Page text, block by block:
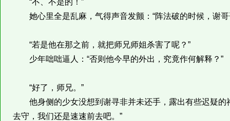
“不、不是的！”
她心里全是乱麻，气得声音发颤：“阵法破的时候，谢哥
“若是他在那之前，就把师兄师姐杀害了呢？”
少年咄咄逼人：“否则他今早的外出，究竟作何解释？”
“好了，师兄。”
他身侧的少女没想到谢寻非并未还手，露出有些迟疑的
去守，我们还是速速前去吧。”